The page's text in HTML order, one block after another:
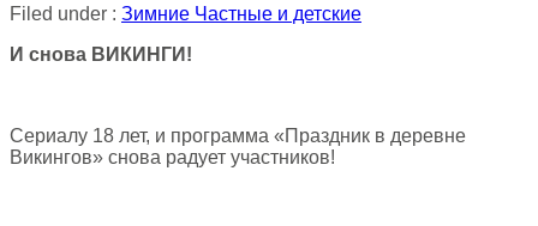
Filed under : Зимние Частные и детские
И снова ВИКИНГИ!
Сериалу 18 лет, и программа «Праздник в деревне
Викингов» снова радует участников!